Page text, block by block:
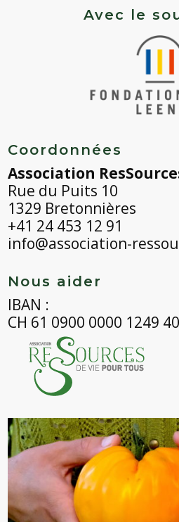
Avec le
Coordonnées
Association
Rue du Puits 10
1329 Bretonnières
+41 24 453 12 91
info@association-
Nous aider
IBAN :
CH 61 0900 0000 1249